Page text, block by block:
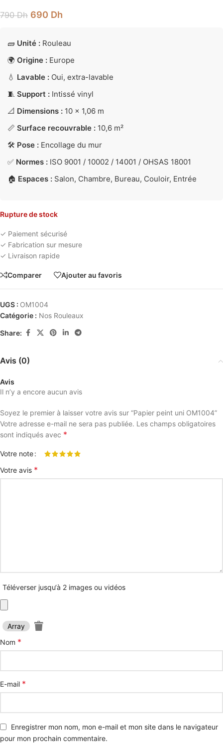
790Dh 690 Dh
🧱 Unité : Rouleau
🌍 Origine : Europe
💧 Lavable : Oui, extra-lavable
🧵 Support : Intissé vinyl
📐 Dimensions : 10 × 1,06 m
📏 Surface recouvrable : 10,6 m²
🛠️ Pose : Encollage du mur
✅ Normes : ISO 9001 / 10002 / 14001 / OHSAS 18001
🏠 Espaces : Salon, Chambre, Bureau, Couloir, Entrée
Rupture de stock
✓ Paiement sécurisé
✓ Fabrication sur mesure
✓ Livraison rapide
Comparer Ajouter au favoris
UGS : OM1004
Catégorie : Nos Rouleaux
Share:
Avis (0)
Avis
Il n’y a encore aucun avis
Soyez le premier à laisser votre avis sur “Papier peint uni OM1004”
Votre adresse e-mail ne sera pas publiée. Les champs obligatoires
sont indiqués avec *
Votre note
Votre avis *
Téléverser jusqu‘à 2 images ou vidéos
Array
Nom *
E-mail *
Enregistrer mon nom, mon e-mail et mon site dans le navigateur
pour mon prochain commentaire.